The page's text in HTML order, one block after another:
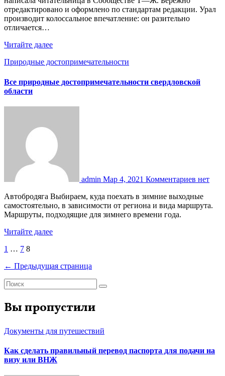
отредактировано и оформлено по стандартам редакции. Урал
производит колоссальное впечатление: он разительно
отличается…
Читайте далее
Природные достопримечательности
Все природные достопримечательности свердловской
области
admin Мар 4, 2021 Комментариев нет
Автобродяга Выбираем, куда поехать в зимние выходные
самостоятельно, в зависимости от региона и вида маршрута.
Маршруты, подходящие для зимнего времени года.
Читайте далее
Пагинация
записей
1 … 7 8
← Предыдущая страница
Вы пропустили
Документы для путешествий
Как сделать правильный перевод паспорта для подачи на
визу или ВНЖ